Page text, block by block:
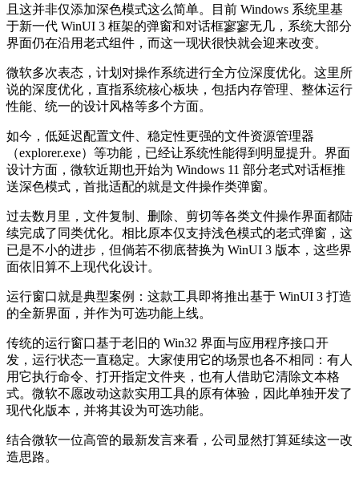
且这并非仅添加深色模式这么简单。目前 Windows 系统里基
于新一代 WinUI 3 框架的弹窗和对话框寥寥无几，系统大部分
界面仍在沿用老式组件，而这一现状很快就会迎来改变。
微软多次表态，计划对操作系统进行全方位深度优化。这里所
说的深度优化，直指系统核心板块，包括内存管理、整体运行
性能、统一的设计风格等多个方面。
如今，低延迟配置文件、稳定性更强的文件资源管理器
（explorer.exe）等功能，已经让系统性能得到明显提升。界面
设计方面，微软近期也开始为 Windows 11 部分老式对话框推
送深色模式，首批适配的就是文件操作类弹窗。
过去数月里，文件复制、删除、剪切等各类文件操作界面都陆
续完成了同类优化。相比原本仅支持浅色模式的老式弹窗，这
已是不小的进步，但倘若不彻底替换为 WinUI 3 版本，这些界
面依旧算不上现代化设计。
运行窗口就是典型案例：这款工具即将推出基于 WinUI 3 打造
的全新界面，并作为可选功能上线。
传统的运行窗口基于老旧的 Win32 界面与应用程序接口开
发，运行状态一直稳定。大家使用它的场景也各不相同：有人
用它执行命令、打开指定文件夹，也有人借助它清除文本格
式。微软不愿改动这款实用工具的原有体验，因此单独开发了
现代化版本，并将其设为可选功能。
结合微软一位高管的最新发言来看，公司显然打算延续这一改
造思路。